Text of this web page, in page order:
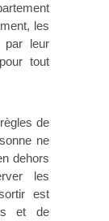
les
par leur
tout
de
ne
dehors
les
est
et de